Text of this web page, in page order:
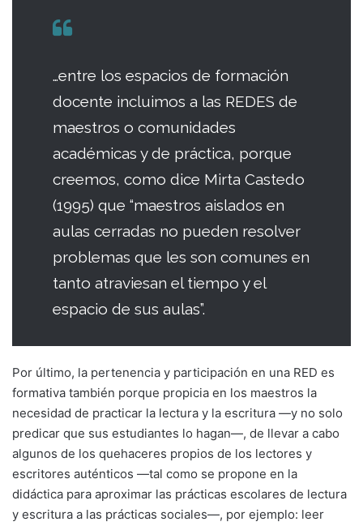
…entre los espacios de formación
docente incluimos a las REDES de
maestros o comunidades
académicas y de práctica, porque
creemos, como dice Mirta Castedo
(1995) que “maestros aislados en
aulas cerradas no pueden resolver
problemas que les son comunes en
tanto atraviesan el tiempo y el
espacio de sus aulas”.
Por último, la pertenencia y participación en una RED es
formativa también porque propicia en los maestros la
necesidad de practicar la lectura y la escritura —y no solo
predicar que sus estudiantes lo hagan—, de llevar a cabo
algunos de los quehaceres propios de los lectores y
escritores auténticos —tal como se propone en la
didáctica para aproximar las prácticas escolares de lectura
y escritura a las prácticas sociales—, por ejemplo: leer